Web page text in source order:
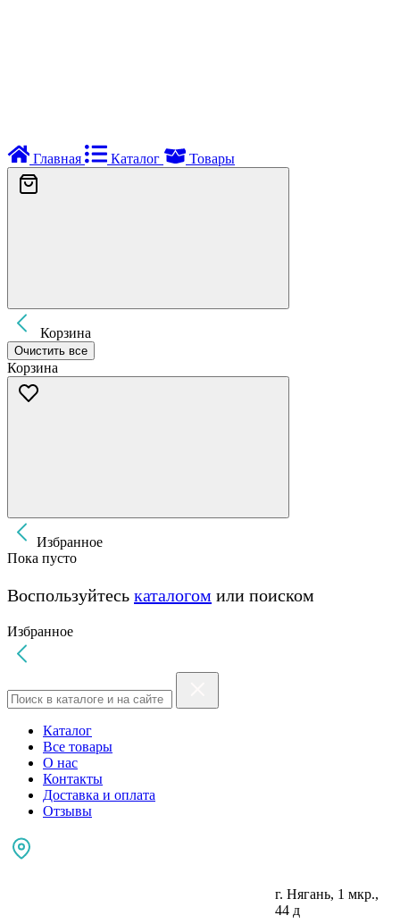
Главная Каталог Товары
Корзина
Очистить все
Корзина
Избранное
Пока пусто
Воспользуйтесь каталогом или поиском
Избранное
Каталог
Все товары
О нас
Контакты
Доставка и оплата
Отзывы
г. Нягань, 1 мкр.,
44 д